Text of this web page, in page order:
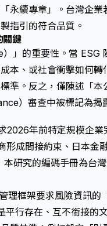
永續專章」。台灣企業
指引 的符合品質。
關鍵
」的重要性。當 ESG
本、或社會衝擊如何轉
準。反之，僅陳述「本
）審查中被標記為揭
2026年前特定規模企業
形成間接約束、日本金
研究的編碼手冊為台
理框架要求風險資訊的
行存在、互不銜接的